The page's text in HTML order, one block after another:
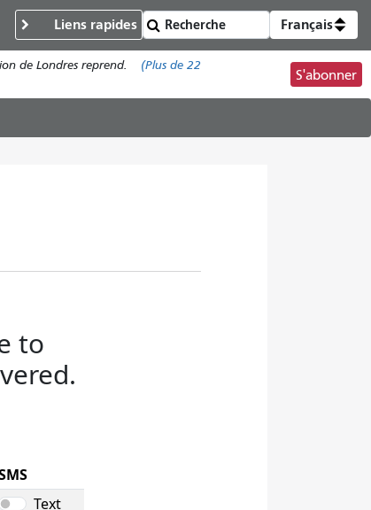
Liens rapides Français
de Londres reprend. (Plus de 22
S'abonner